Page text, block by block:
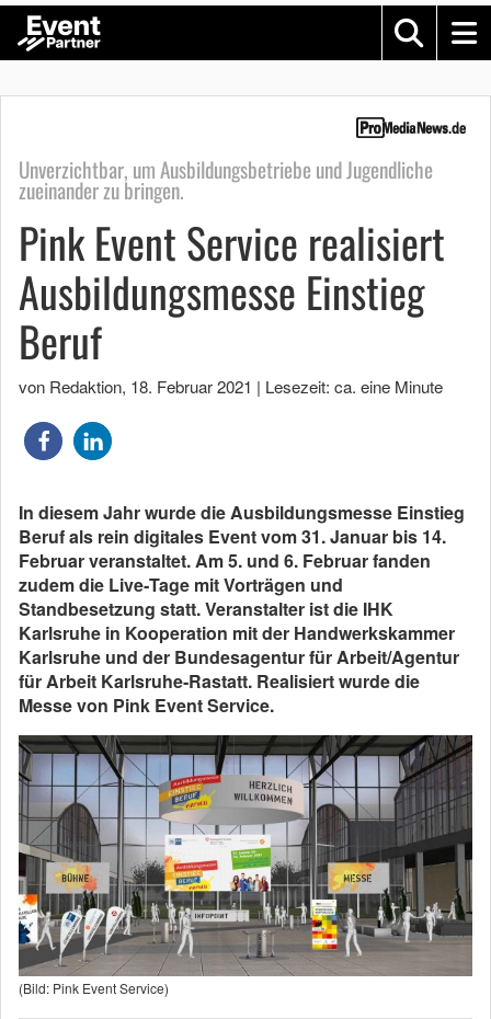
Unverzichtbar, um Ausbildungsbetriebe und Jugendliche
zueinander zu bringen.
Pink Event Service realisiert
Ausbildungsmesse Einstieg
Beruf
von Redaktion, 18. Februar 2021 | Lesezeit: ca. eine Minute
In diesem Jahr wurde die Ausbildungsmesse Einstieg
Beruf als rein digitales Event vom 31. Januar bis 14.
Februar veranstaltet. Am 5. und 6. Februar fanden
zudem die Live‐Tage mit Vorträgen und
Standbesetzung statt. Veranstalter ist die IHK
Karlsruhe in Kooperation mit der Handwerkskammer
Karlsruhe und der Bundesagentur für Arbeit/Agentur
für Arbeit Karlsruhe‐Rastatt. Realisiert wurde die
Messe von Pink Event Service.
(Bild: Pink Event Service)